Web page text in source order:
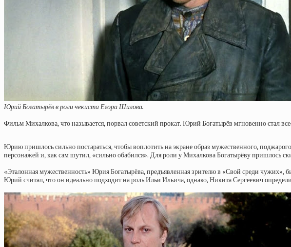
Юрий Богатырёв в роли чекиста Егора Шилова.
Фильм Михалкова, что называется, порвал советский прокат. Юрий Богатырёв мгновенно стал
Юрию пришлось сильно постараться, чтобы воплотить на экране образ мужественного,
персонажей и, как сам шутил, «сильно обабился». Для роли у Михалкова Богатырёву пришлось
«Эталонная мужественность» Юрия Богатырёва, предъявленная зрителю в «Свой среди
Юрий считал, что он идеально подходит на роль Ильи Ильича, однако, Никита Сергеевич